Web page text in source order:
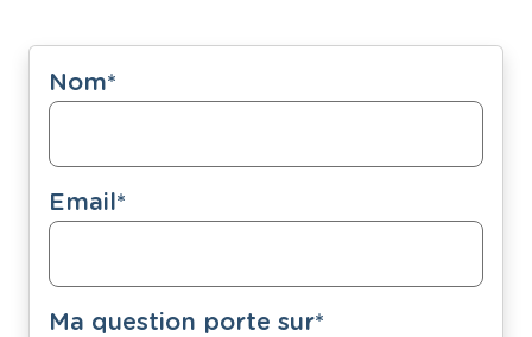
Nom*
Email*
Ma question porte sur*